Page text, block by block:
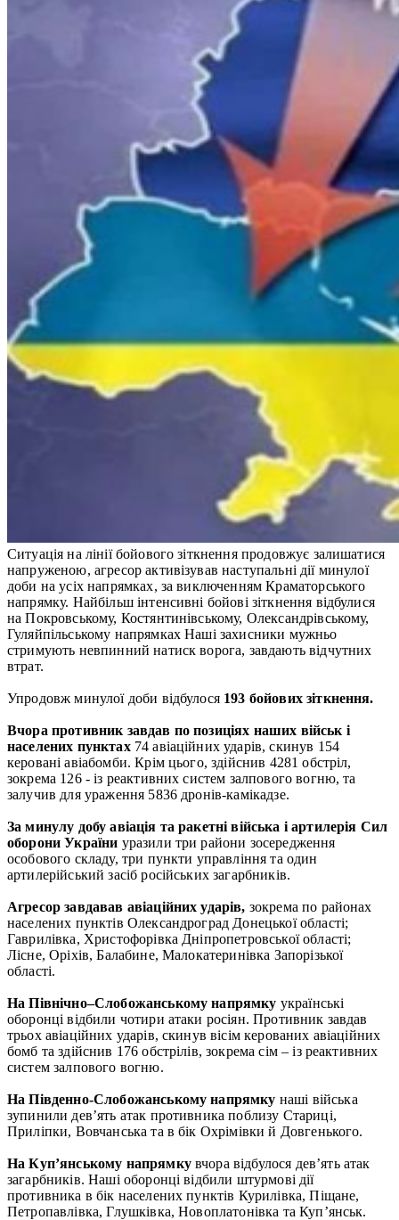
Ситуація на лінії бойового зіткнення продовжує залишатися
напруженою, агресор активізував наступальні дії минулої
доби на усіх напрямках, за виключенням Краматорського
напрямку. Найбільш інтенсивні бойові зіткнення відбулися
на Покровському, Костянтинівському, Олександрівському,
Гуляйпільському напрямках Наші захисники мужньо
стримують невпинний натиск ворога, завдають відчутних
втрат.
Упродовж минулої доби відбулося 193 бойових зіткнення.
Вчора противник завдав по позиціях наших військ і
населених пунктах 74 авіаційних ударів, скинув 154
керовані авіабомби. Крім цього, здійснив 4281 обстріл,
зокрема 126 - із реактивних систем залпового вогню, та
залучив для ураження 5836 дронів-камікадзе.
За минулу добу авіація та ракетні війська і артилерія Сил
оборони України уразили три райони зосередження
особового складу, три пункти управління та один
артилерійський засіб російських загарбників.
Агресор завдавав авіаційних ударів, зокрема по районах
населених пунктів Олександроград Донецької області;
Гаврилівка, Христофорівка Дніпропетровської області;
Лісне, Оріхів, Балабине, Малокатеринівка Запорізької
області.
На Північно–Слобожанському напрямку українські
оборонці відбили чотири атаки росіян. Противник завдав
трьох авіаційних ударів, скинув вісім керованих авіаційних
бомб та здійснив 176 обстрілів, зокрема сім – із реактивних
систем залпового вогню.
На Південно-Слобожанському напрямку наші війська
зупинили дев’ять атак противника поблизу Стариці,
Приліпки, Вовчанська та в бік Охрімівки й Довгенького.
На Куп’янському напрямкувчора відбулося дев’ять атак
загарбників. Наші оборонці відбили штурмові дії
противника в бік населених пунктів Курилівка, Піщане,
Петропавлівка, Глушківка, Новоплатонівка та Куп’янськ.